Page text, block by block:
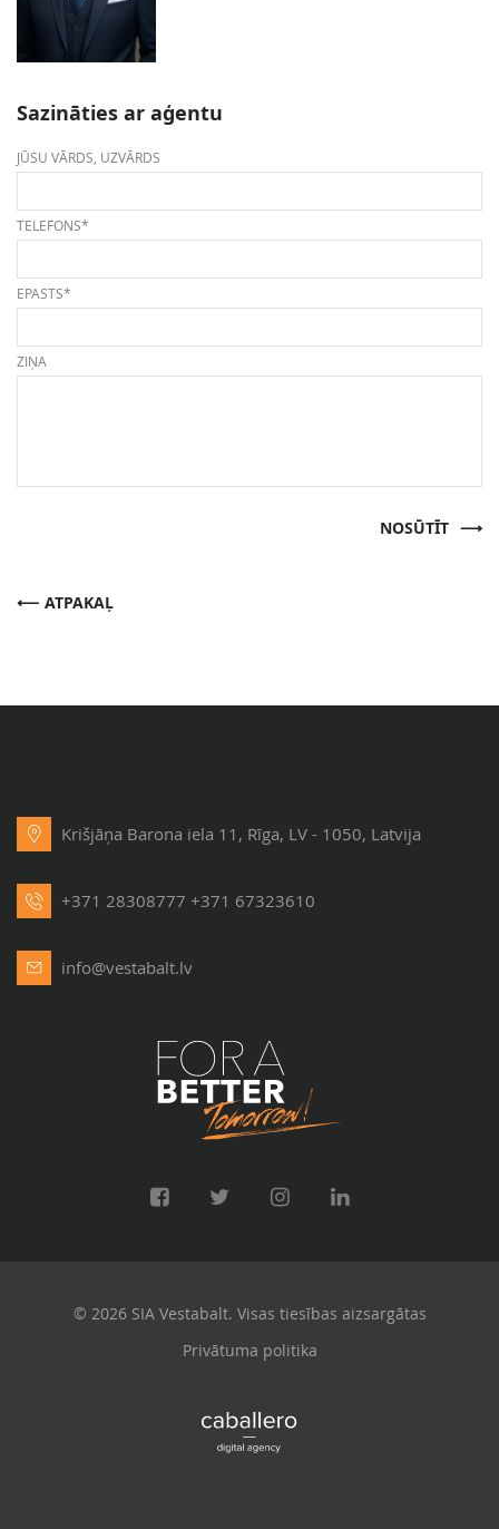
Sazināties ar aģentu
JŪSU VĀRDS, UZVĀRDS
TELEFONS*
EPASTS*
ZIŅA
NOSŪTĪT
ATPAKAĻ
Krišjāņa Barona iela 11, Rīga, LV - 1050, Latvija
+371 28308777 +371 67323610
info@vestabalt.lv
© 2026 SIA Vestabalt. Visas tiesības aizsargātas
Privātuma politika